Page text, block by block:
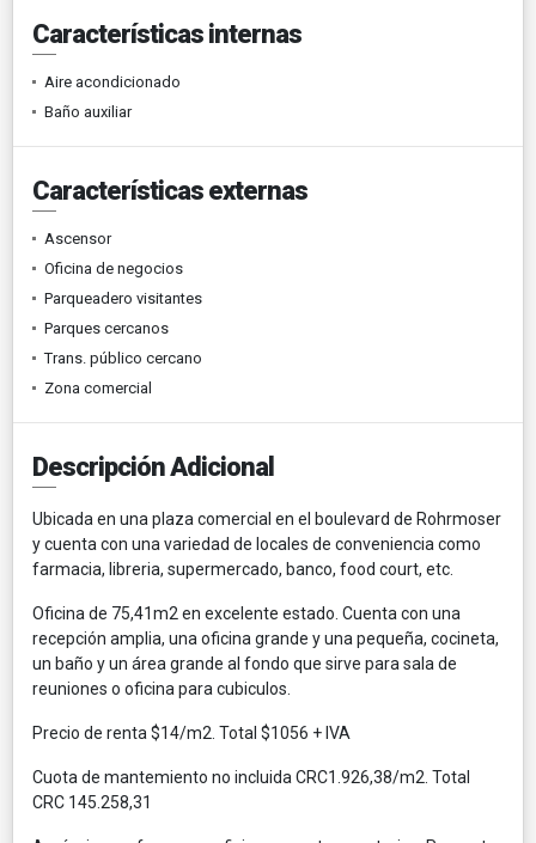
Características internas
Aire acondicionado
Baño auxiliar
Características externas
Ascensor
Oficina de negocios
Parqueadero visitantes
Parques cercanos
Trans. público cercano
Zona comercial
Descripción Adicional
Ubicada en una plaza comercial en el boulevard de Rohrmoser
y cuenta con una variedad de locales de conveniencia como
farmacia, libreria, supermercado, banco, food court, etc.
Oficina de 75,41m2 en excelente estado. Cuenta con una
recepción amplia, una oficina grande y una pequeña, cocineta,
un baño y un área grande al fondo que sirve para sala de
reuniones o oficina para cubiculos.
Precio de renta $14/m2. Total $1056 + IVA
Cuota de mantemiento no incluida CRC1.926,38/m2. Total
CRC 145.258,31